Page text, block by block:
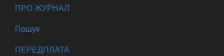
ПРО ЖУРНАЛ
Пошук
ПЕРЕДПЛАТА